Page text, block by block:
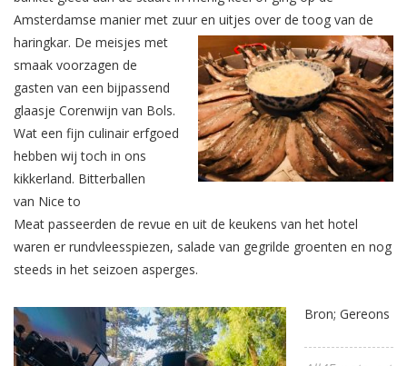
Amsterdamse manier met zuur en uitjes over de toog van de
haringkar. De meisjes met
smaak voorzagen de
gasten van een bijpassend
glaasje Corenwijn van Bols.
Wat een fijn culinair erfgoed
hebben wij toch in ons
kikkerland. Bitterballen
van Nice to
Meat passeerden de revue en uit de keukens van het hotel
waren er rundvleesspiezen, salade van gegrilde groenten en nog
steeds in het seizoen asperges.
Bron; Gereons